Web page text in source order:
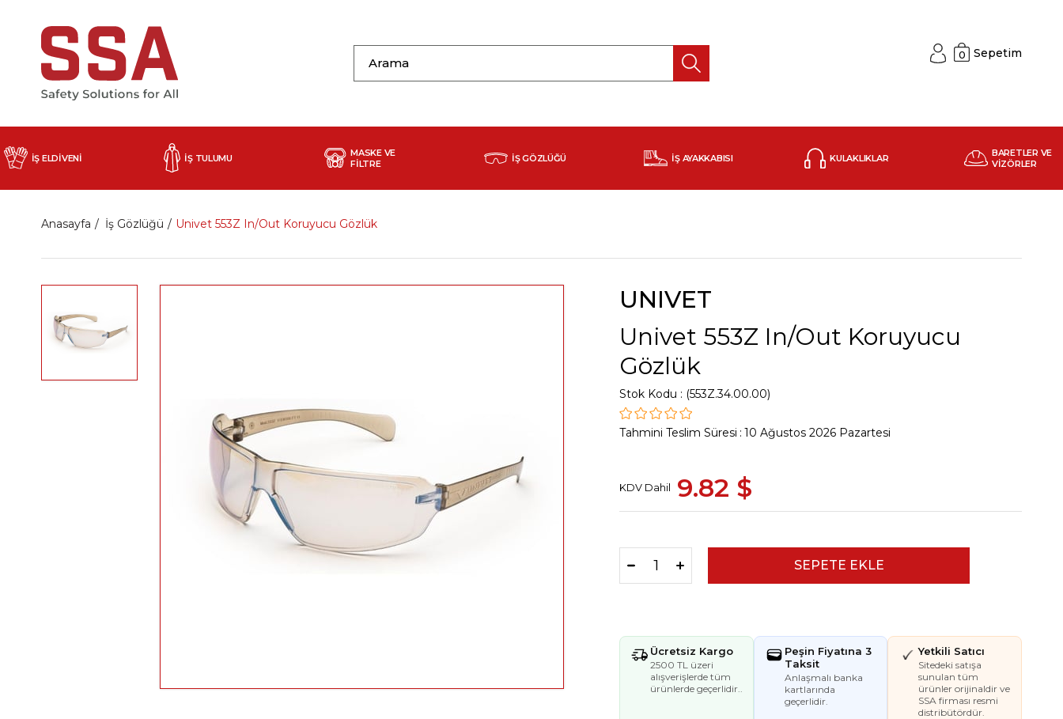
Sepetim
0
İŞ ELDİVENİ İŞ TULUMU
MASKE VE
FİLTRE
İŞ GÖZLÜĞÜ İŞ AYAKKABISI KULAKLIKLAR
BARETLER VE
VİZÖRLER
Anasayfa İş Gözlüğü Univet 553Z In/Out Koruyucu Gözlük
UNIVET
Univet 553Z In/Out Koruyucu
Gözlük
Stok Kodu (553Z.34.00.00)
Tahmini Teslim Süresi : 10 Ağustos 2026 Pazartesi
KDV Dahil 9.82 $
Ücretsiz Kargo
2500 TL üzeri
alışverişlerde tüm
ürünlerde geçerlidir..
Peşin Fiyatına 3
Taksit
Anlaşmalı banka
kartlarında
geçerlidir.
Yetkili Satıcı
Sitedeki satışa
sunulan tüm
ürünler orijinaldir ve
SSA firması resmi
distribütördür.